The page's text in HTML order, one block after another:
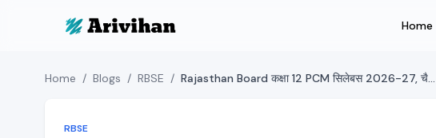
Home
Home / Blogs / RBSE / Rajasthan Board कक्षा 12 PCM सिलेबस 2026-27, चैप्टर लिस्ट और मार्क्स
RBSE